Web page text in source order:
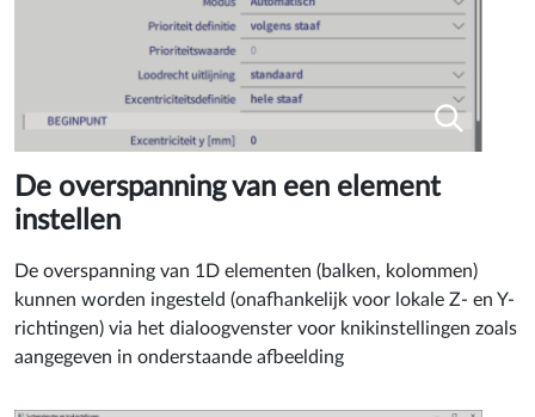
De overspanning van een element
instellen
De overspanning van 1D elementen (balken, kolommen)
kunnen worden ingesteld (onafhankelijk voor lokale Z- en Y-
richtingen) via het dialoogvenster voor knikinstellingen zoals
aangegeven in onderstaande afbeelding